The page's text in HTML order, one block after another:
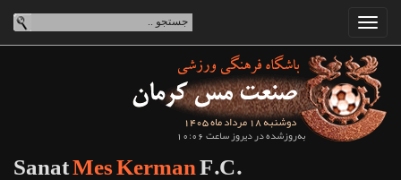
دوشنبه 18 مرداد ماه 1405
به‌روزشده در دیروز ساعت 10:06
SanatMes KermanF.C.